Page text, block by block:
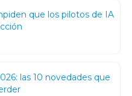
que los pilotos de IA
las 10 novedades que